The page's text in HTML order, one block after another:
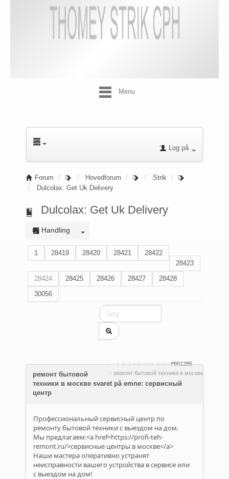
Menu
Log på
Forum Hovedforum
Strik
Dulcolax: Get Uk Delivery
Dulcolax: Get Uk Delivery
Handling
1 28419 28420 28421
28422
28423
28424
28425 28426 28427
28428
30056
1 år 3 måneder siden #861285
ремонт бытовой техники в москве
ремонт бытовой
техники в москве svaret på emne: сервисный
центр
Профессиональный сервисный центр по
ремонту бытовой техники с выездом на дом.
Мы предлагаем:<a href=https://profi-teh-
remont.ru/>сервисные центры в москве</a>
Наши мастера оперативно устранят
неисправности вашего устройства в сервисе или
с выездом на дом!